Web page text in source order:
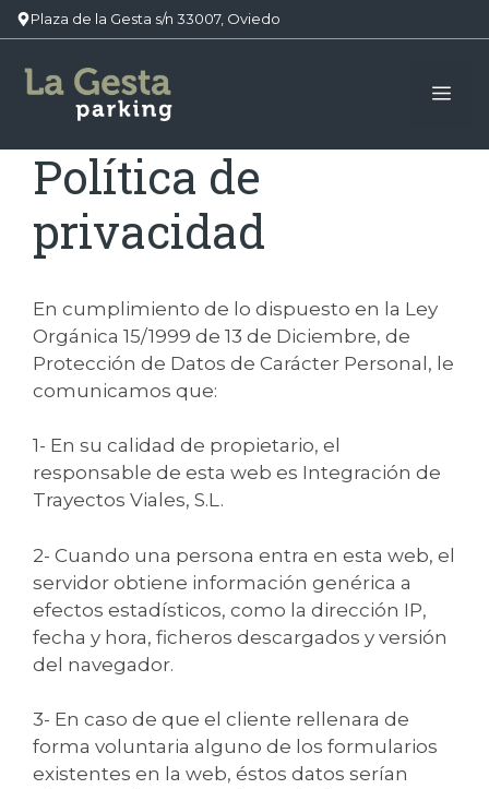
Plaza de la Gesta s/n 33007, Oviedo
contenido
Política de
privacidad
En cumplimiento de lo dispuesto en la Ley
Orgánica 15/1999 de 13 de Diciembre, de
Protección de Datos de Carácter Personal, le
comunicamos que:
1- En su calidad de propietario, el
responsable de esta web es Integración de
Trayectos Viales, S.L.
2- Cuando una persona entra en esta web, el
servidor obtiene información genérica a
efectos estadísticos, como la dirección IP,
fecha y hora, ficheros descargados y versión
del navegador.
3- En caso de que el cliente rellenara de
forma voluntaria alguno de los formularios
existentes en la web, éstos datos serían